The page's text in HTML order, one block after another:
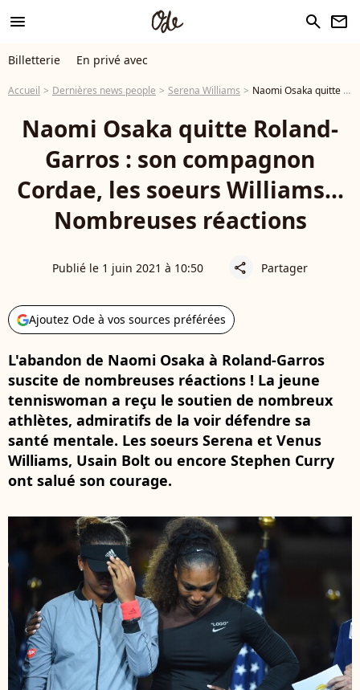
menu search newsletter
Billetterie En privé avec
Accueil Dernières news people Serena Williams Naomi Osaka quitte Roland-Garros : son compagnon Cordae, les soeurs Williams... Nombreuses réactions
Naomi Osaka quitte Roland-
Garros : son compagnon
Cordae, les soeurs Williams...
Nombreuses réactions
Publié le 1 juin 2021 à 10:50 share Partager
Ajoutez Ode à vos sources préférées
L'abandon de Naomi Osaka à Roland-Garros
suscite de nombreuses réactions ! La jeune
tenniswoman a reçu le soutien de nombreux
athlètes, admiratifs de la voir défendre sa
santé mentale. Les soeurs Serena et Venus
Williams, Usain Bolt ou encore Stephen Curry
ont salué son courage.